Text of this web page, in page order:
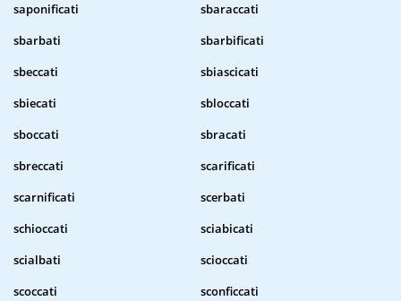
saponificati
sbaraccati
sbarbati
sbarbificati
sbeccati
sbiascicati
sbiecati
sbloccati
sboccati
sbracati
sbreccati
scarificati
scarnificati
scerbati
schioccati
sciabicati
scialbati
scioccati
scoccati
sconficcati